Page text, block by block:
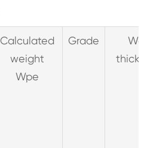
Calculated
weight
Wpe
Grade